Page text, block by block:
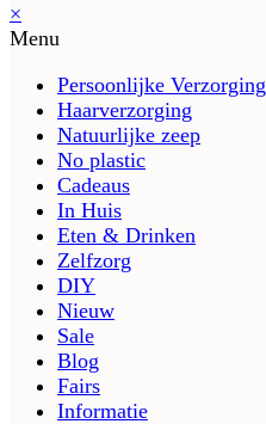
×
Menu
Persoonlijke Verzorging
Haarverzorging
Natuurlijke zeep
No plastic
Cadeaus
In Huis
Eten & Drinken
Zelfzorg
DIY
Nieuw
Sale
Blog
Fairs
Informatie